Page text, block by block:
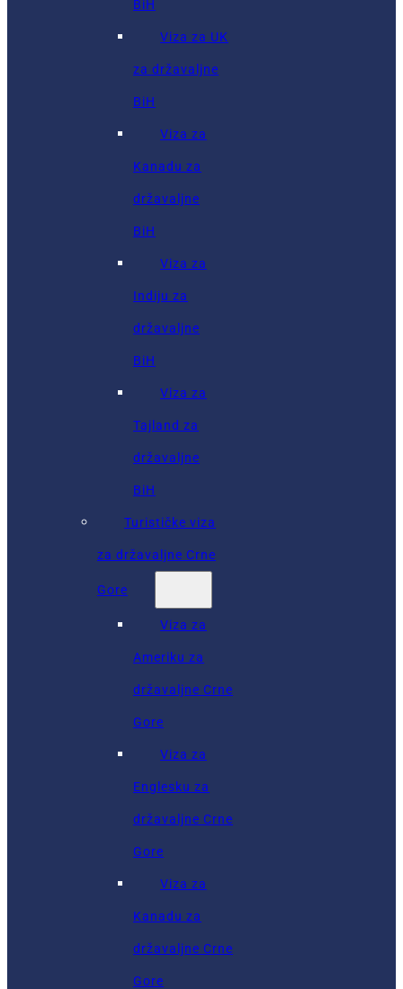
BiH
Viza za UK
za državaljne
BiH
Viza za
Kanadu za
državaljne
BiH
Viza za
Indiju za
državaljne
BiH
Viza za
Tajland za
državaljne
BiH
Turističke viza
za državaljne Crne
Gore
Viza za
Ameriku za
državaljne Crne
Gore
Viza za
Englesku za
državaljne Crne
Gore
Viza za
Kanadu za
državaljne Crne
Gore